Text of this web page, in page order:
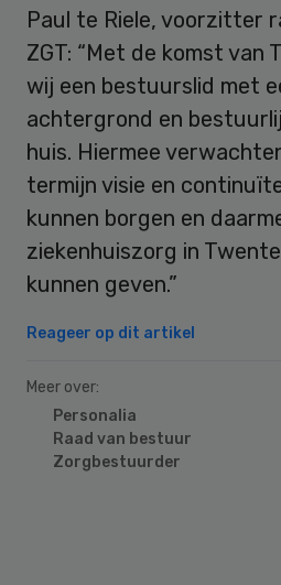
Paul te Riele, voorzitter
ZGT: “Met de komst van
wij een bestuurslid met
achtergrond en
huis. Hiermee
termijn visie en
kunnen borgen en
ziekenhuiszorg in
kunnen geven.”
Reageer op dit artikel
Meer over:
Personalia
Raad van bestuur
Zorgbestuurder